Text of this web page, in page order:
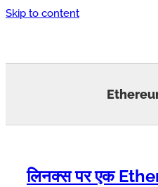
Skip to content
लिनक्स पर एक